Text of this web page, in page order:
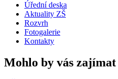
Úřední deska
Aktuality ZŠ
Rozvrh
Fotogalerie
Kontakty
Mohlo by vás zajímat